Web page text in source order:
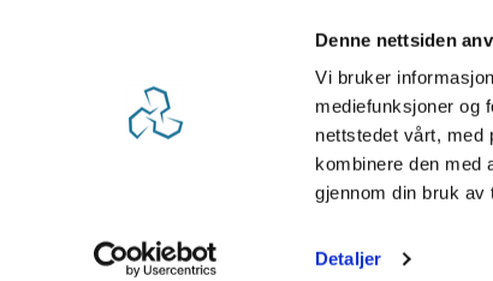
Denne nettsiden
Vi bruker
mediefunksjoner og
nettstedet vårt, med
kombinere den med
gjennom din bruk av
Detaljer